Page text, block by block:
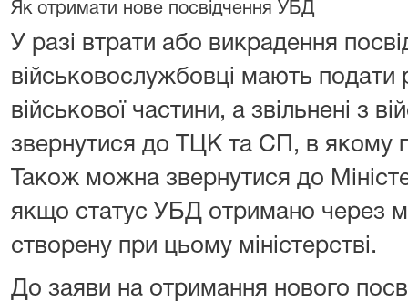
Як отримати нове посвідчення УБД
У разі втрати або викрадення
військовослужбовці мають
військової частини, а звільнені з
звернутися до ТЦК та СП, в якому
Також можна звернутися до
якщо статус УБД отримано через
створену при цьому міністерстві.
До заяви на отримання нового